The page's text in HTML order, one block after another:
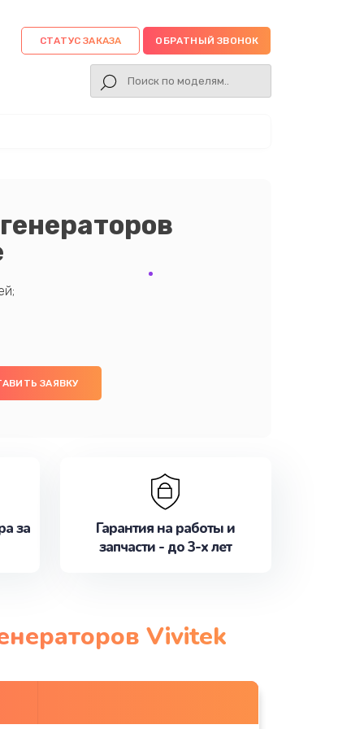
СТАТУС ЗАКАЗА ОБРАТНЫЙ ЗВОНОК
ЗАЯВКУ
за
Гарантия на работы и
запчасти - до 3-х лет
Vivitek